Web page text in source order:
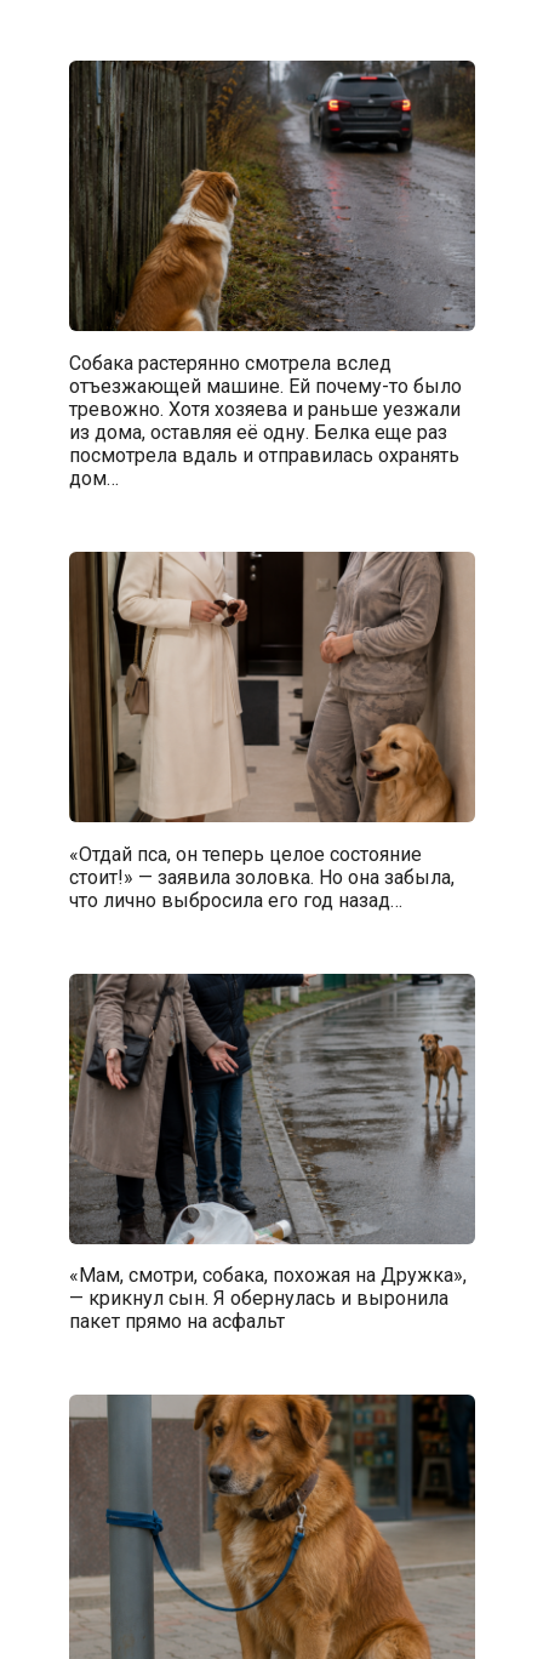
Собака растерянно смотрела вслед
отъезжающей машине. Ей почему-то было
тревожно. Хотя хозяева и раньше уезжали
из дома, оставляя её одну. Белка еще раз
посмотрела вдаль и отправилась охранять
дом…
«Отдай пса, он теперь целое состояние
стоит!» — заявила золовка. Но она забыла,
что лично выбросила его год назад…
«Мам, смотри, собака, похожая на Дружка»,
— крикнул сын. Я обернулась и выронила
пакет прямо на асфальт